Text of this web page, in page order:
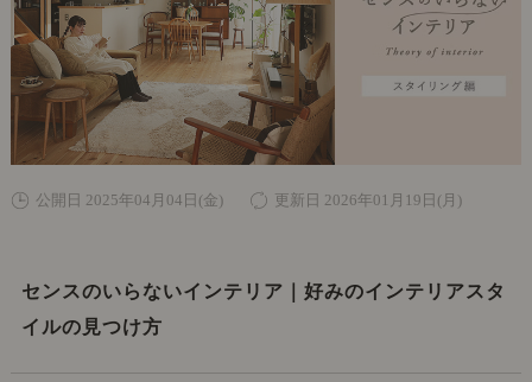
公開日 2025年04月04日(金) 更新日 2026年01月19日(月)
センスのいらないインテリア｜好みのインテリアスタ
イルの見つけ方